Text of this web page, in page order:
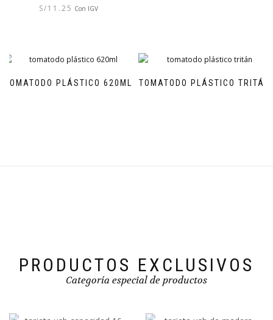
S/11.25 Con IGV
TOMATODO PLÁSTICO 620ML TOMATODO PLÁSTICO TRITÁN
PRODUCTOS EXCLUSIVOS
Categoría especial de productos